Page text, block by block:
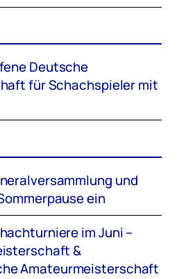
Deutsche
für Schachspieler mit
und
ein
im Juni –
&
Amateurmeisterschaft